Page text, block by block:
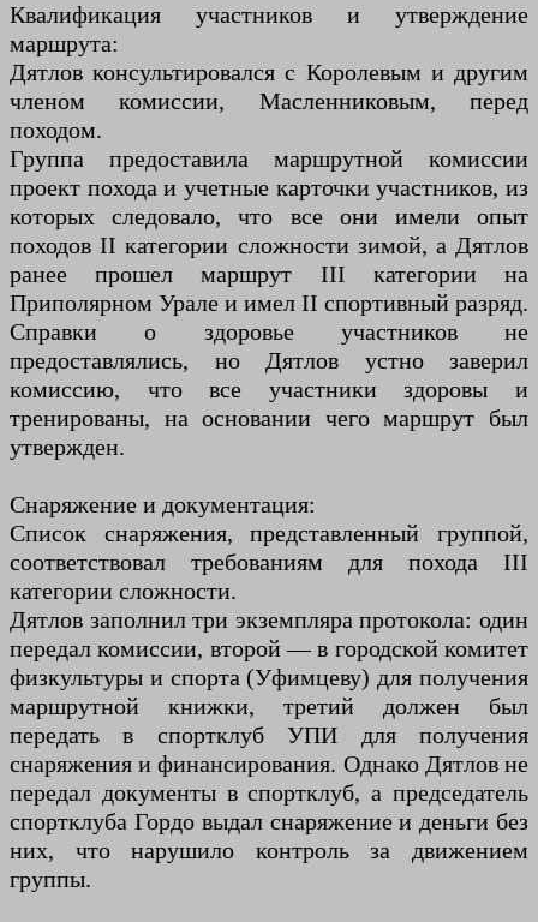
Квалификация участников и утверждение
маршрута:
Дятлов консультировался с Королевым и другим
членом комиссии, Масленниковым, перед
походом.
Группа предоставила маршрутной комиссии
проект похода и учетные карточки участников, из
которых следовало, что все они имели опыт
походов II категории сложности зимой, а Дятлов
ранее прошел маршрут III категории на
Приполярном Урале и имел II спортивный разряд.
Справки о здоровье участников не
предоставлялись, но Дятлов устно заверил
комиссию, что все участники здоровы и
тренированы, на основании чего маршрут был
утвержден.
Снаряжение и документация:
Список снаряжения, представленный группой,
соответствовал требованиям для похода III
категории сложности.
Дятлов заполнил три экземпляра протокола: один
передал комиссии, второй — в городской комитет
физкультуры и спорта (Уфимцеву) для получения
маршрутной книжки, третий должен был
передать в спортклуб УПИ для получения
снаряжения и финансирования. Однако Дятлов не
передал документы в спортклуб, а председатель
спортклуба Гордо выдал снаряжение и деньги без
них, что нарушило контроль за движением
группы.